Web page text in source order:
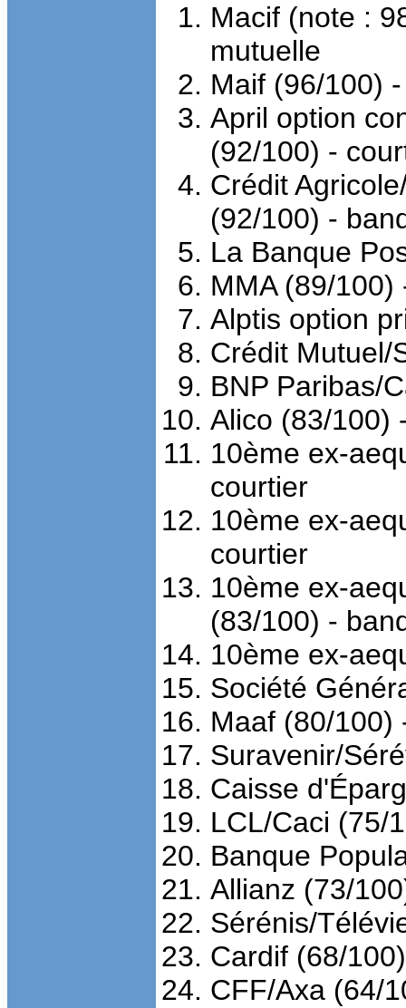
Macif (note :
mutuelle
Maif (96/100)
April option
(92/100) -
Crédit Agricole
(92/100) -
La Banque
MMA (89/100)
Alptis option
Crédit Mutuel/
BNP Paribas/
Alico (83/100)
10ème ex-
courtier
10ème ex-
courtier
10ème ex-
(83/100) -
10ème ex-
Société
Maaf (80/100)
Suravenir/
Caisse
LCL/Caci (75/
Banque
Allianz (73/
Sérénis/
Cardif (68/
CFF/Axa (64/